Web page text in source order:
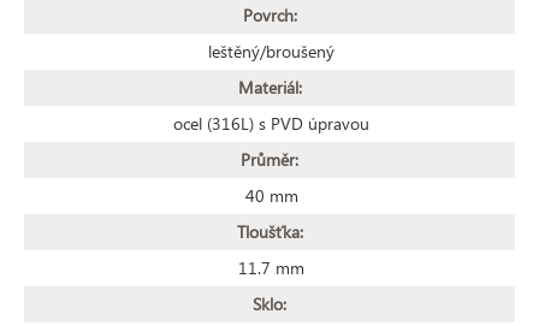
Povrch:
leštěný/broušený
Materiál:
ocel (316L) s PVD úpravou
Průměr:
40 mm
Tloušťka:
11.7 mm
Sklo: